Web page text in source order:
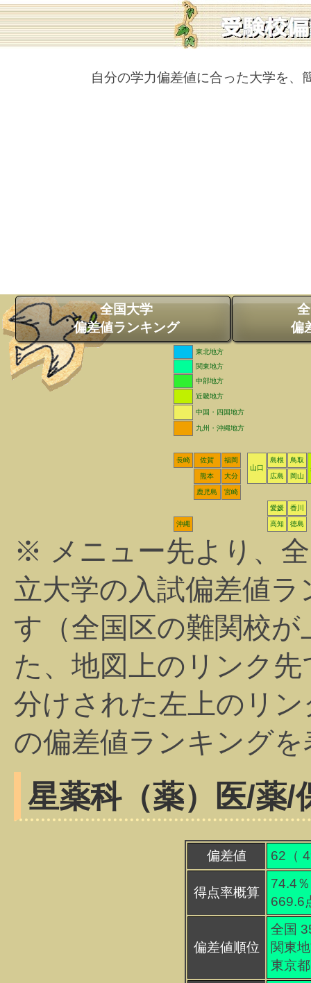
自分の学力偏差値に合った大学を、
全国大学
偏差値ランキング
偏
東北地方
関東地方
中部地方
近畿地方
中国・四国地方
九州・沖縄地方
長崎 佐賀
福岡
山口
島根
鳥取
熊本
大分 広島 岡山
鹿児島 宮崎
愛媛 香川
沖縄 高知 徳島
※ メニュー先より、
立大学の入試偏差値
す（全国区の難関校
た、地図上のリンク
分けされた左上のリ
の偏差値ランキング
星薬科（薬） 医/薬/
偏差値 62（ 4
得点率概算
74.4％
669.6
偏差値順位
全国
関東
東京